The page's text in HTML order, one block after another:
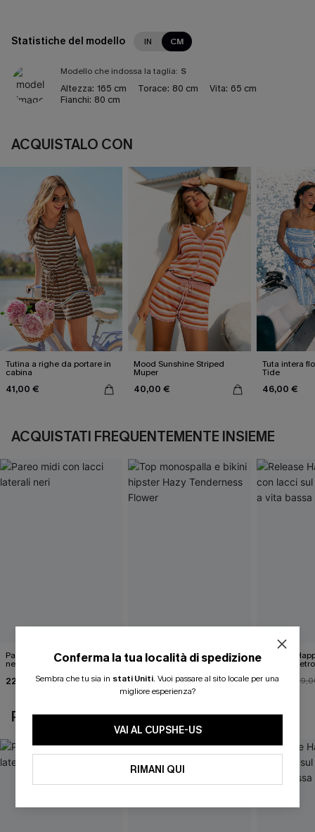
Statistiche del modello IN CM
Modello che indossa la taglia: S
Altezza: 165 cm Torace: 80 cm Vita: 65 cm
Fianchi: 80 cm
ACQUISTALO CON
Tutina a righe da portare in
cabina
41,00 €
Mood Sunshine Striped
Muper
40,00 €
Tuta intera
Tide
46,00 €
ACQUISTATI FREQUENTEMENTE INSIEME
Pareo midi con lacci laterali
neri
22,00 €24,00 €
Top monospalla e bikini
hipster Hazy Tenderness
35,00 €
Release
lacci sul
31,00 €
POTREBBE INTERESSARTI ANCHE
Conferma la tua località di spedizione
Sembra che tu sia in stati Uniti. Vuoi passare al sito locale per una
migliore esperienza?
VAI AL CUPSHE-US
RIMANI QUI